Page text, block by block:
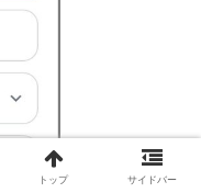
トップ サイドバー